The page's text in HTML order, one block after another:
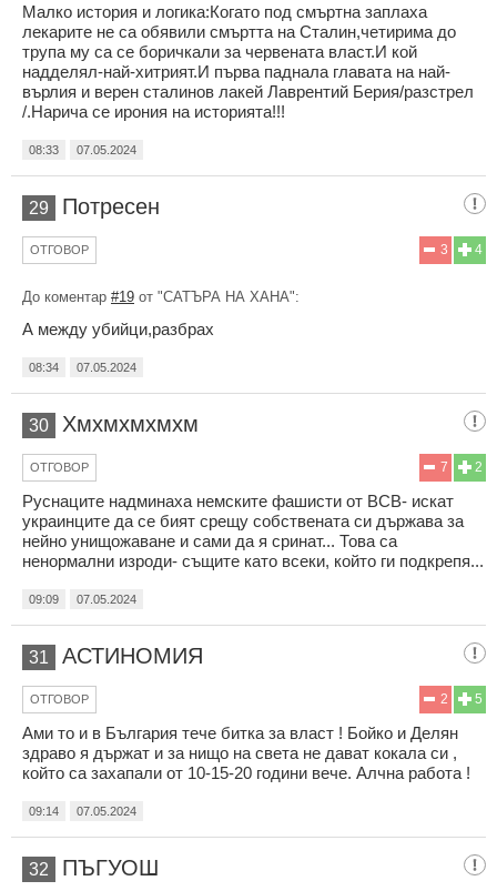
Малко история и логика:Когато под смъртна заплаха
лекарите не са обявили смъртта на Сталин,четирима до
трупа му са се боричкали за червената власт.И кой
надделял-най-хитрият.И първа паднала главата на най-
върлия и верен сталинов лакей Лаврентий Берия/разстрел
/.Нарича се ирония на историята!!!
08:33 07.05.2024
29 Потресен
4
3
ОТГОВОР
До коментар #19 от "САТЪРА НА ХАНА":
А между убийци,разбрах
08:34 07.05.2024
30 Хмхмхмхмхм
2
7
ОТГОВОР
Руснаците надминаха немските фашисти от ВСВ- искат
украинците да се бият срещу собствената си държава за
нейно унищожаване и сами да я сринат... Това са
ненормални изроди- същите като всеки, който ги подкрепя...
09:09 07.05.2024
31 АСТИНОМИЯ
5
2
ОТГОВОР
Ами то и в България тече битка за власт ! Бойко и Делян
здраво я държат и за нищо на света не дават кокала си ,
който са захапали от 10-15-20 години вече. Алчна работа !
09:14 07.05.2024
32 ПЪГУОШ